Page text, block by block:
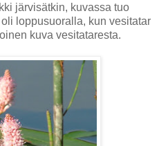
järvisätkin, kuvassa tuo
loppusuoralla, kun vesitatar
kuva vesitataresta.